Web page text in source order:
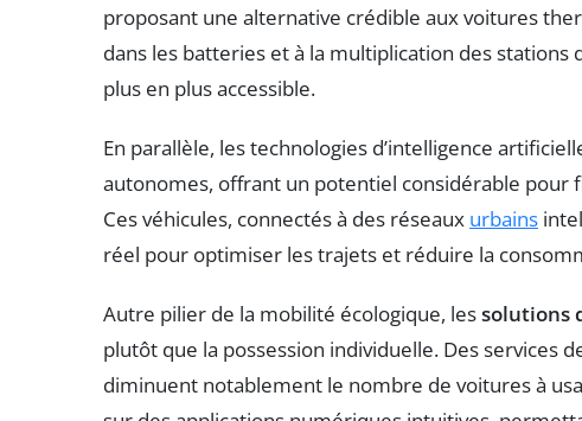
proposant une alternative crédible aux voitures
dans les batteries et à la multiplication des
plus en plus accessible.
En parallèle, les technologies d’intelligence
autonomes, offrant un potentiel considérable
Ces véhicules, connectés à des réseaux urbains
réel pour optimiser les trajets et réduire la
Autre pilier de la mobilité écologique, lessolutions
plutôt que la possession individuelle. Des services
diminuent notablement le nombre de voitures à